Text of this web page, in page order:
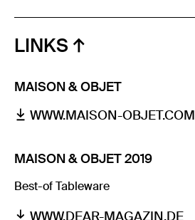
LINKS
MAISON & OBJET
WWW.MAISON-OBJET.COM
MAISON & OBJET 2019
Best-of Tableware
WWW.DEAR-MAGAZIN.DE